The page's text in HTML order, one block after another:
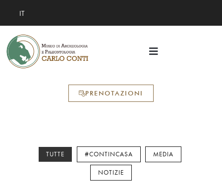
IT
PRENOTAZIONI
TUTTE #CONTINCASA MEDIA
NOTIZIE